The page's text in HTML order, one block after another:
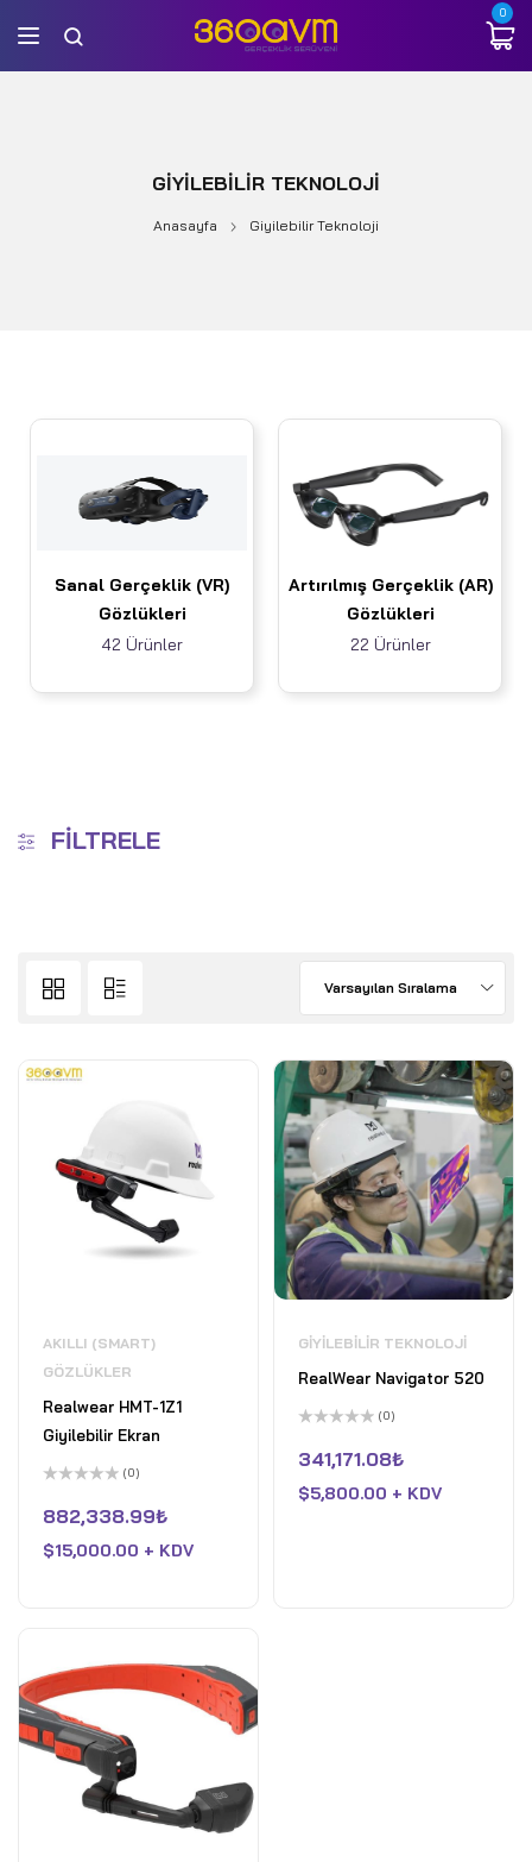
0
GIYILEBILIR TEKNOLOJI
Anasayfa Giyilebilir Teknoloji
Sanal Gerçeklik (VR)
Gözlükleri
42 Ürünler
Artırılmış Gerçeklik (AR)
Gözlükleri
22 Ürünler
FILTRELE
Varsayılan Sıralama
AKILLI (SMART)
GÖZLÜKLER
Realwear HMT-1Z1
Giyilebilir Ekran
üzerinden
0
aldı
(0)
882,338.99₺
$15,000.00 + KDV
GIYILEBILIR TEKNOLOJI
RealWear Navigator 520
üzerinden
0
aldı
(0)
341,171.08₺
$5,800.00 + KDV